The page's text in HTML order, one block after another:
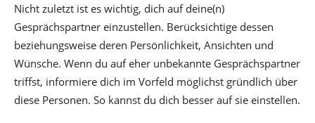
Nicht zuletzt ist es wichtig, dich auf deine(n)
Gesprächspartner einzustellen. Berücksichtige dessen
beziehungsweise deren Persönlichkeit, Ansichten und
Wünsche. Wenn du auf eher unbekannte Gesprächspartner
triffst, informiere dich im Vorfeld möglichst gründlich über
diese Personen. So kannst du dich besser auf sie einstellen.